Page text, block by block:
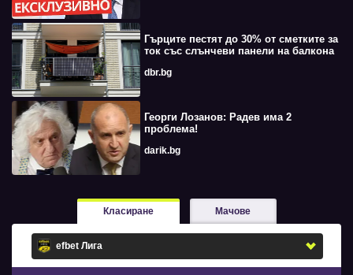
Гърците пестят до 30% от сметките за
ток със слънчеви панели на балкона
dbr.bg
Георги Лозанов: Радев има 2
проблема!
darik.bg
Класиране Мачове